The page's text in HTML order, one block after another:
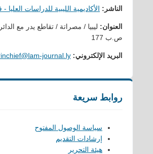
الناشر: الأكاديمية الليبية للدراسات
العنوان: ليبيا / مصراتة / تقاطع يدر مع
ص.ب 177
البريد الإلكتروني: journal.ly
روابط سريعة
سياسة الوصول المفتوح
إرشادات التقديم
هيئة التحرير